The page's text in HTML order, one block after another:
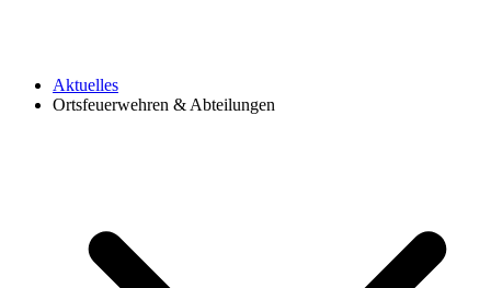
Aktuelles
Ortsfeuerwehren & Abteilungen